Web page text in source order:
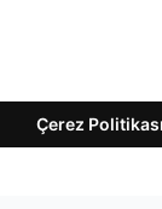
Çerez Politikası